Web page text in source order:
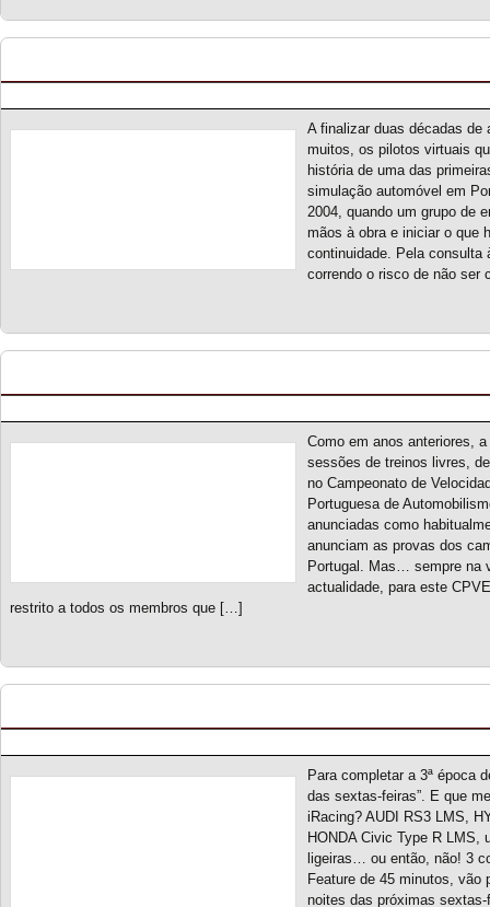
A finalizar duas décadas de
muitos, os pilotos virtuais
história de uma das
simulação automóvel em
2004, quando um grupo de
mãos à obra e iniciar o que
continuidade. Pela consulta
correndo o risco de não
Como em anos anteriores,
sessões de treinos livres,
no Campeonato de
Portuguesa de
anunciadas como
anunciam as provas dos
Portugal. Mas… sempre na
actualidade, para este
restrito a todos os membros que […]
Para completar a 3ª época
das sextas-feiras”. E que
iRacing? AUDI RS3 LMS,
HONDA Civic Type R LMS,
ligeiras… ou então, não! 3
Feature de 45 minutos, vão
noites das próximas